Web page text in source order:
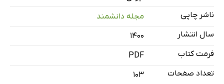
پرونده روایت پیشرفت
به من بگو چرا و چگونه
و در کمال تعجب؛ ایران!
دیپلماسی نانویی
ناشر چاپی
مجله دانشمند
سال انتشار
۱۴۰۰
فرمت کتاب
PDF
تعداد صفحات
103